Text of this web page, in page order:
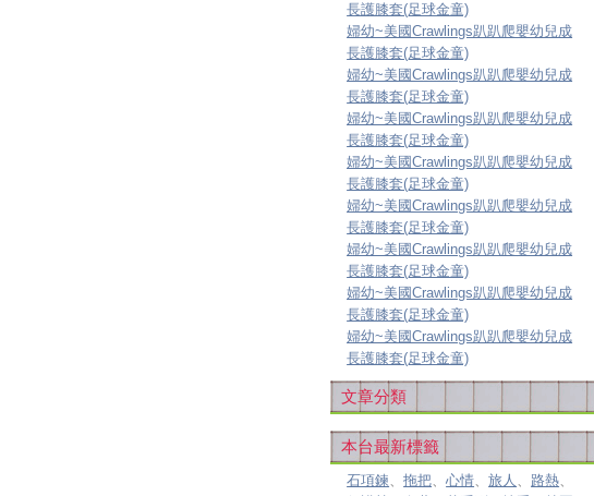
長護膝套(足球金童)
婦幼~美國Crawlings趴趴爬嬰幼兒成
長護膝套(足球金童)
婦幼~美國Crawlings趴趴爬嬰幼兒成
長護膝套(足球金童)
婦幼~美國Crawlings趴趴爬嬰幼兒成
長護膝套(足球金童)
婦幼~美國Crawlings趴趴爬嬰幼兒成
長護膝套(足球金童)
婦幼~美國Crawlings趴趴爬嬰幼兒成
長護膝套(足球金童)
婦幼~美國Crawlings趴趴爬嬰幼兒成
長護膝套(足球金童)
婦幼~美國Crawlings趴趴爬嬰幼兒成
長護膝套(足球金童)
婦幼~美國Crawlings趴趴爬嬰幼兒成
長護膝套(足球金童)
文章分類
本台最新標籤
石項鍊、拖把、心情、旅人 、 路熱、